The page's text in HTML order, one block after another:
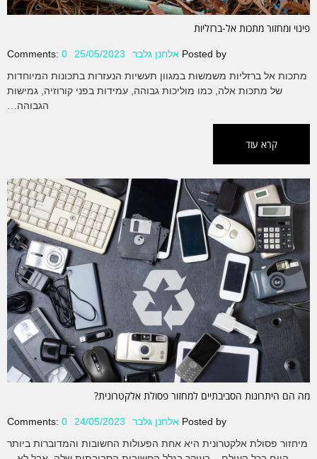
פינוי ומחזור מתכות אל-ברזליות
Posted by אלחנן גלבר 25/05/2023
Comments: 0
מתכות אל ברזליות משמשות במגוון תעשיות הנעזרות בתכונות המיוחדות
של מתכות אלה, כמו מוליכות גבוהה, עמידות בפני קורוזיה, גמישות
הגבוהה…
קרא עוד
מה הם היתרונות הסביבתיים למחזור פסולת אלקטרונית?
Posted by אלחנן גלבר 24/05/2023
Comments: 0
מיחזור פסולת אלקטרונית היא אחת הפעולות החשובות והמדוברות ביותר